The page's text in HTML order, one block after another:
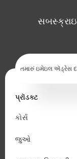
ઇમેઇલ ઍડ્રેસ
પ્રૉડક્ટ
કોર્સ
જુઓ